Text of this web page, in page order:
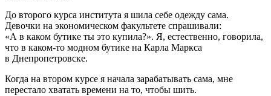
До второго курса института я шила себе одежду сама.
Девочки на экономическом факультете спрашивали:
«А в каком бутике ты это купила?». Я, естественно, говорила,
что в каком-то модном бутике на Карла Маркса
в Днепропетровске.
Когда на втором курсе я начала зарабатывать сама, мне
перестало хватать времени на то, чтобы шить.